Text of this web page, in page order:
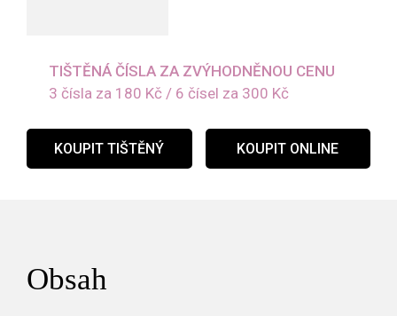
TIŠTĚNÁ ČÍSLA ZA ZVÝHODNĚNOU CENU
3 čísla za 180 Kč / 6 čísel za 300 Kč
KOUPIT TIŠTĚNÝ KOUPIT ONLINE
Obsah